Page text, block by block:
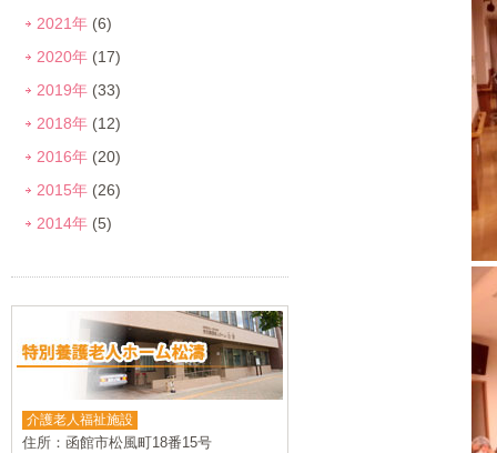
2021年 (6)
2020年 (17)
2019年 (33)
2018年 (12)
2016年 (20)
2015年 (26)
2014年 (5)
介護老人福祉施設
住所：函館市松風町18番15号